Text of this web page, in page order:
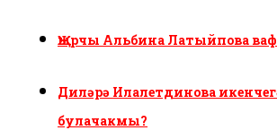
Җырчы Альбина Латыйпова
Диләрә Илалетдинова
булачакмы?